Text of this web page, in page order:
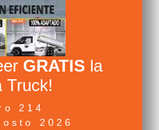
PEDROCHE
más eficiente para larga
PEDROCHE
GRATIS la
Truck!
214
2026